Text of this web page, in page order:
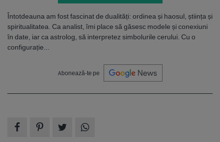
Întotdeauna am fost fascinat de dualități: ordinea și haosul, știința și
spiritualitatea. Ca analist, îmi place să găsesc modele și conexiuni
în date, iar ca astrolog, să interpretez simbolurile cerului. Cu o
configurație...
Abonează-te pe